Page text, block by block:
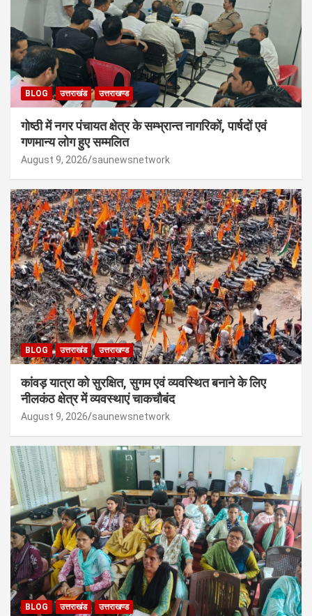
BLOG उत्तराखंड उत्तराखण्ड
गोष्ठी में नगर पंचायत क्षेत्र के सम्भ्रान्त नागरिकों, पार्षदों एवं
गणमान्य लोग हुए सम्मलित
August 9, 2026 saunewsnetwork
BLOG उत्तराखंड उत्तराखण्ड
कांवड़ यात्रा को सुरक्षित, सुगम एवं व्यवस्थित बनाने के लिए
नीलकंठ क्षेत्र में व्यवस्थाएं चाकचौबंद
August 9, 2026 saunewsnetwork
BLOG उत्तराखंड उत्तराखण्ड